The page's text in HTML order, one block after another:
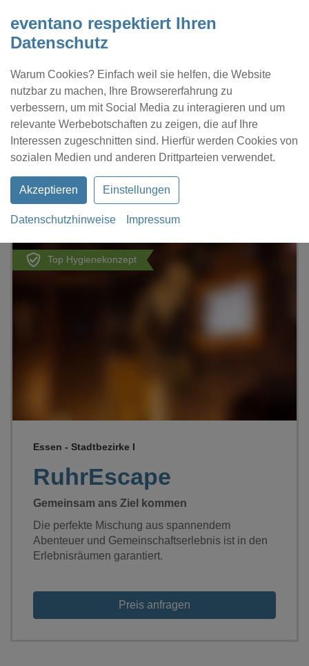
eventano respektiert Ihren
Datenschutz
Warum Cookies? Einfach weil sie helfen, die Website
nutzbar zu machen, Ihre Browsererfahrung zu
verbessern, um mit Social Media zu interagieren und um
relevante Werbebotschaften zu zeigen, die auf Ihre
Interessen zugeschnitten sind. Hierfür werden Cookies von
sozialen Medien und anderen Drittparteien verwendet.
Akzeptieren Einstellungen
Datenschutzhinweise Impressum
Kontakt Location eintragen Profil
RuhrEscape
Top Hygienekonzept
RuhrEscape
Essen - Stadtbezirke I
Gemeinsam ans Ziel kommen
Die perfekte Mischung aus spannendem
Abenteuer und Gemeinschaftserlebnis ist in den
Erlebnisräumen garantiert.
Preis anfragen